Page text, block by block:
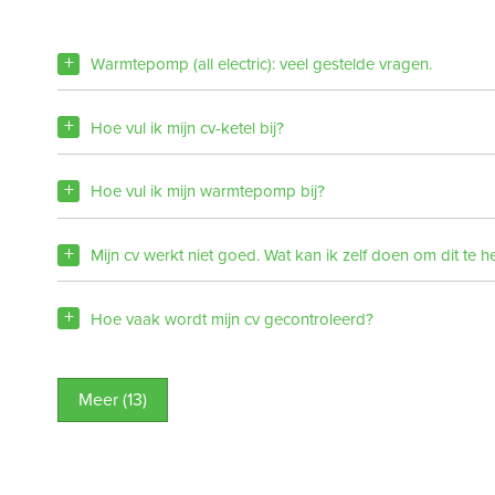
Warmtepomp (all electric): veel gestelde vragen.
Hoe vul ik mijn cv-ketel bij?
Hoe vul ik mijn warmtepomp bij?
Mijn cv werkt niet goed. Wat kan ik zelf doen om dit te
Hoe vaak wordt mijn cv gecontroleerd?
Meer (13)